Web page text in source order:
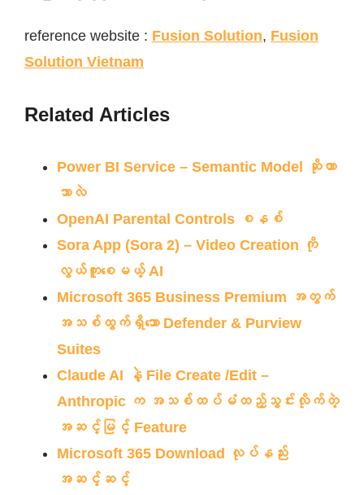
reference website : Fusion Solution, Fusion
Solution Vietnam
Related Articles
Power BI Service – Semantic Model ဆိုတာ
ဘာလဲ
OpenAI Parental Controls စနစ်
Sora App (Sora 2) – Video Creation ကို
လွယ်ကူစေမယ့် AI
Microsoft 365 Business Premium အတွက်
အသစ်ထွက်ရှိသော Defender & Purview
Suites
Claude AI နဲ့ File Create /Edit –
Anthropic က အသစ်ထပ်မံထည့်သွင်းလိုက်တဲ့
အဆင့်မြင့် Feature
Microsoft 365 Download လုပ်နည်း
အဆင့်ဆင့်